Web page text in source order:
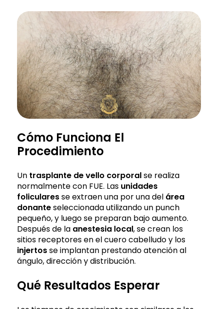
Cómo Funciona El
Procedimiento
Un trasplante de vello corporalse realiza
normalmente con FUE. Las unidades
folicularesse extraen una por una del área
donanteseleccionada utilizando un punch
pequeño, y luego se preparan bajo aumento.
Después de la anestesia local, se crean los
sitios receptores en el cuero cabelludo y los
injertosse implantan prestando atención al
ángulo, dirección y distribución.
Qué Resultados Esperar